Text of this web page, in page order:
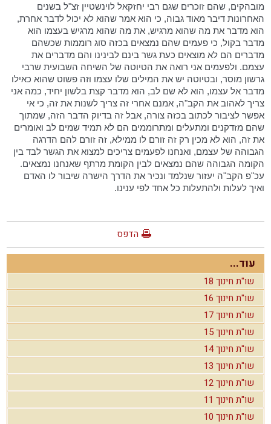
מובהקים, שהם זוכרים שגם רבי יחזקאל לוינשטיין זצ"ל בשנים
האחרונות דיבר מאוד גבוה, כי הוא אמר שהוא לא יכול לדבר אחרת,
הוא מדבר את מה שהוא מרגיש, את מה שהוא מרגיש בעצמו הוא
מדבר בקול, כי פעמים שהם נמצאים בכזה סוג רוממות שכשהם
מדברים הם לא מוצאים כעת גשר בינם לבינינו והם מדברים את
עצמם. ולפעמים אני רואה את הטיוטה של השיחה השבועית שרבי
גרשון מוסר, ובטיוטה יש את המילים שלו עצמו וזה פשוט שהוא כאילו
מדבר אל עצמו, הוא לא שם לב, הוא מדבר קצת בלשון יחיד, כמה אני
צריך לאהוב את הקב"ה, אמנם אחרי זה צריך לשנות את זה, כי אי
אפשר לציבור לכתוב בכזה צורה, אבל זה בדיוק הדבר הזה, שמתוך
שהם מזדקנים ומתעלים ומתרוממים הם לא תמיד שמים לב ואומרים
את זה, הוא לא מכין רק זה זורם לו ממילא, זה זורם להם הדרגה
הגבוהה של עצמם, ואנחנו לפעמים צריכים למצוא את הגשר לבד בין
הקומה הגבוהה שהם נמצאים לבין הקומת מרתף שאנחנו נמצאים.
עכ"פ הקב"ה יעזור שנלמד ונכיר את הדרך הישרה שיבור לו האדם
ואיך לעלות ולהתעלות כל אחד לפי ענינו.
הדפס
עוד...
שו"ת חינוך 18
שו"ת חינוך 16
שו"ת חינוך 17
שו"ת חינוך 15
שו"ת חינוך 14
שו"ת חינוך 13
שו"ת חינוך 12
שו"ת חינוך 11
שו"ת חינוך 10